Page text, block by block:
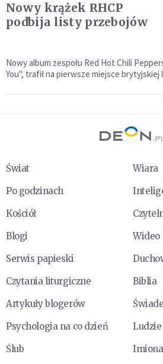
Nowy krążek RHCP
podbija listy przebojów
Nowy album zespołu Red Hot Chili
You", trafił na pierwsze miejsce brytyjskiej
Świat
Wiara
Po godzinach
Kościół
Blogi
Wideo
Serwis papieski
Czytania liturgiczne
Biblia
Artykuły blogerów
Psychologia na co dzień
Ślub